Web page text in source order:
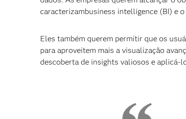
caracterizambusiness intelligence (BI) e
Eles também querem permitir que os
para aproveitem mais a visualização
descoberta de insights valiosos e aplicá-